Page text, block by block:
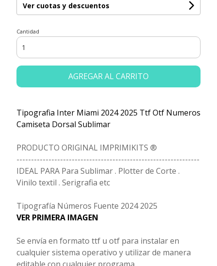
Ver cuotas y descuentos
Cantidad
AGREGAR AL CARRITO
Tipografia Inter Miami 2024 2025 Ttf Otf Numeros
Camiseta Dorsal Sublimar
PRODUCTO ORIGINAL IMPRIMIKITS ®
---------------------------------------------------------------
IDEAL PARA Para Sublimar . Plotter de Corte .
Vinilo textil . Serigrafia etc
Tipografía Números Fuente 2024 2025
VER PRIMERA IMAGEN
Se envía en formato ttf u otf para instalar en
cualquier sistema operativo y utilizar de manera